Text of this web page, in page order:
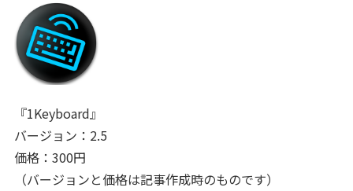
『1Keyboard』
バージョン：2.5
価格：300円
（バージョンと価格は記事作成時のものです）